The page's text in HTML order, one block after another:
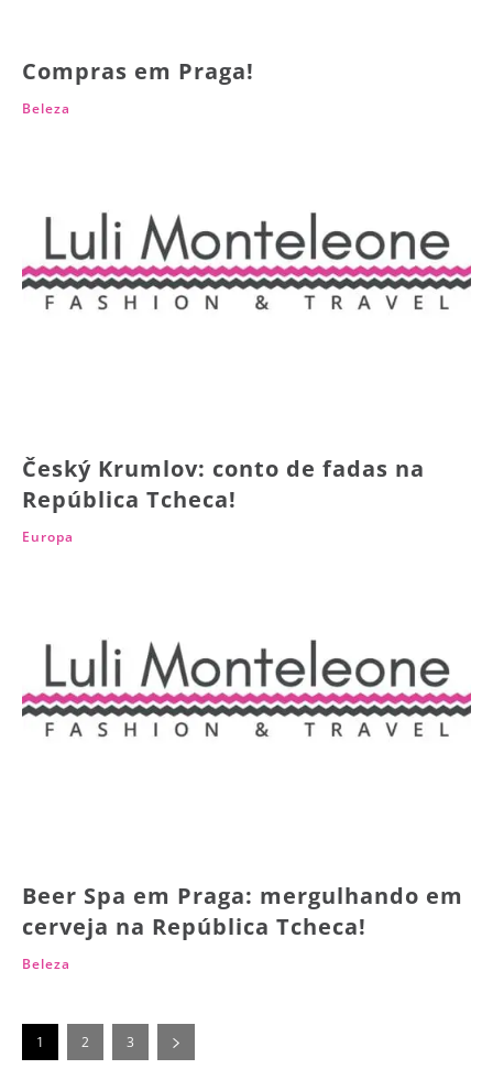
Compras em Praga!
Beleza
Český Krumlov: conto de fadas na
República Tcheca!
Europa
Beer Spa em Praga: mergulhando em
cerveja na República Tcheca!
Beleza
1 2 3